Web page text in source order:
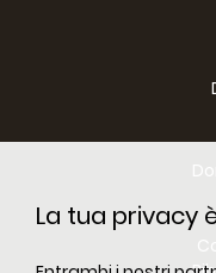
La tua privacy